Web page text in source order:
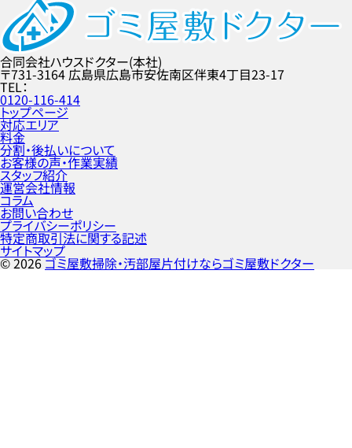
合同会社ハウスドクター(本社)
〒731-3164 広島県広島市安佐南区伴東4丁目23-17
TEL
0120-116-414
トップページ
対応エリア
料金
分割・後払いについて
お客様の声・作業実績
スタッフ紹介
運営会社情報
コラム
お問い合わせ
プライバシーポリシー
特定商取引法に関する記述
サイトマップ
©2026ゴミ屋敷掃除・汚部屋片付けならゴミ屋敷ドクター